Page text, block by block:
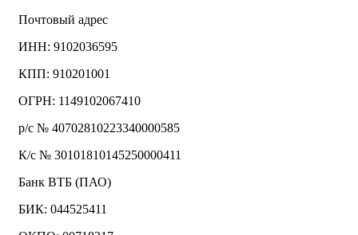
Почтовый адрес
ИНН: 9102036595
КПП: 910201001
ОГРН: 1149102067410
р/с № 40702810223340000585
К/с № 30101810145250000411
Банк ВТБ (ПАО)
БИК: 044525411